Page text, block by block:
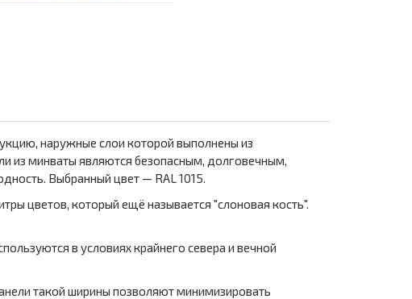
наружные слои которой выполнены из
из минваты являются безопасным, долговечным,
Выбранный цвет — RAL 1015.
цветов, который ещё называется "слоновая кость".
в условиях крайнего севера и вечной
такой ширины позволяют минимизировать